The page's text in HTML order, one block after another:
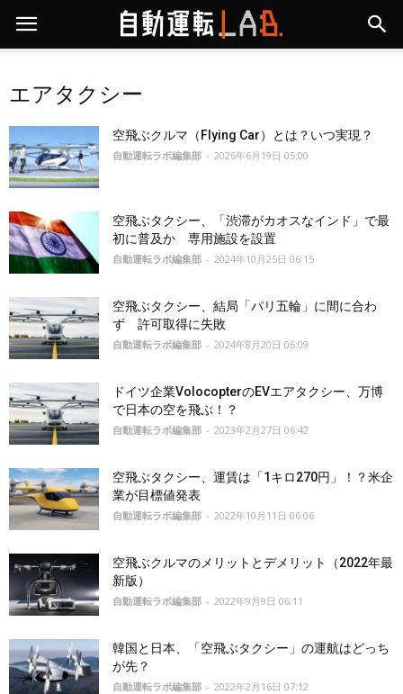
エアタクシー
空飛ぶクルマ（Flying Car）とは？いつ実現？
自動運転ラボ編集部 - 2026年6月19日 05:00
空飛ぶタクシー、「渋滞がカオスなインド」で最
初に普及か 専用施設を設置
自動運転ラボ編集部 - 2024年10月25日 06:15
空飛ぶタクシー、結局「パリ五輪」に間に合わ
ず 許可取得に失敗
自動運転ラボ編集部 - 2024年8月20日 06:09
ドイツ企業VolocopterのEVエアタクシー、万博
で日本の空を飛ぶ！？
自動運転ラボ編集部 - 2023年2月27日 06:42
空飛ぶタクシー、運賃は「1キロ270円」！？米企
業が目標値発表
自動運転ラボ編集部 - 2022年10月11日 06:06
空飛ぶクルマのメリットとデメリット（2022年最
新版）
自動運転ラボ編集部 - 2022年9月9日 06:11
韓国と日本、「空飛ぶタクシー」の運航はどっち
が先？
自動運転ラボ編集部 - 2022年2月16日 07:12